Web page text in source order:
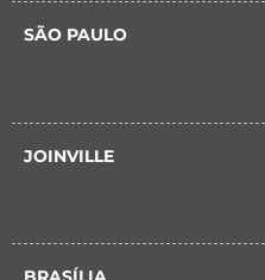
SÃO PAULO
JOINVILLE